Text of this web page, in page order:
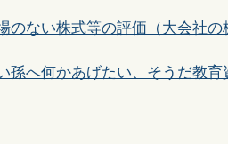
のない株式等の評価（大会社
孫へ何かあげたい、そうだ教育